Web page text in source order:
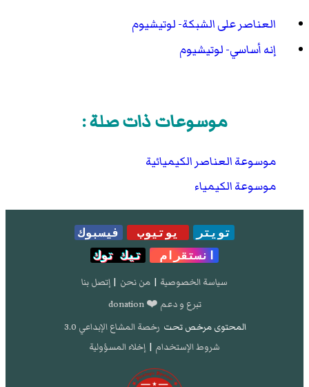
العناصر على الشبكة- لوتيشيوم
إنه أساسي- لوتيشيوم
موسوعات ذات صلة :
موسوعة العناصر الكيميائية
موسوعة الكيمياء
تويتر يوتيوب
فيسبوك
انستقرام
تيك توك
سياسة الخصوصية | من نحن | إتصل بنا
تبرع و دعم ❤️ donation
المحتوى مرخص تحت رخصة المشاع الإبداعي 3.0
شروط الإستخدام | إخلاء المسؤولية